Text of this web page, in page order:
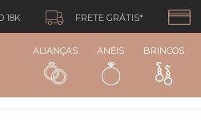
18K FRETE GRÁTIS*
ALIANÇAS ANÉIS BRINCOS